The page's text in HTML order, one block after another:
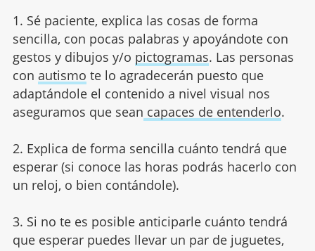
1. Sé paciente, explica las cosas de forma
sencilla, con pocas palabras y apoyándote con
gestos y dibujos y/o pictogramas. Las personas
con autismo te lo agradecerán puesto que
adaptándole el contenido a nivel visual nos
aseguramos que sean capaces de entenderlo.
2. Explica de forma sencilla cuánto tendrá que
esperar (si conoce las horas podrás hacerlo con
un reloj, o bien contándole).
3. Si no te es posible anticiparle cuánto tendrá
que esperar puedes llevar un par de juguetes,